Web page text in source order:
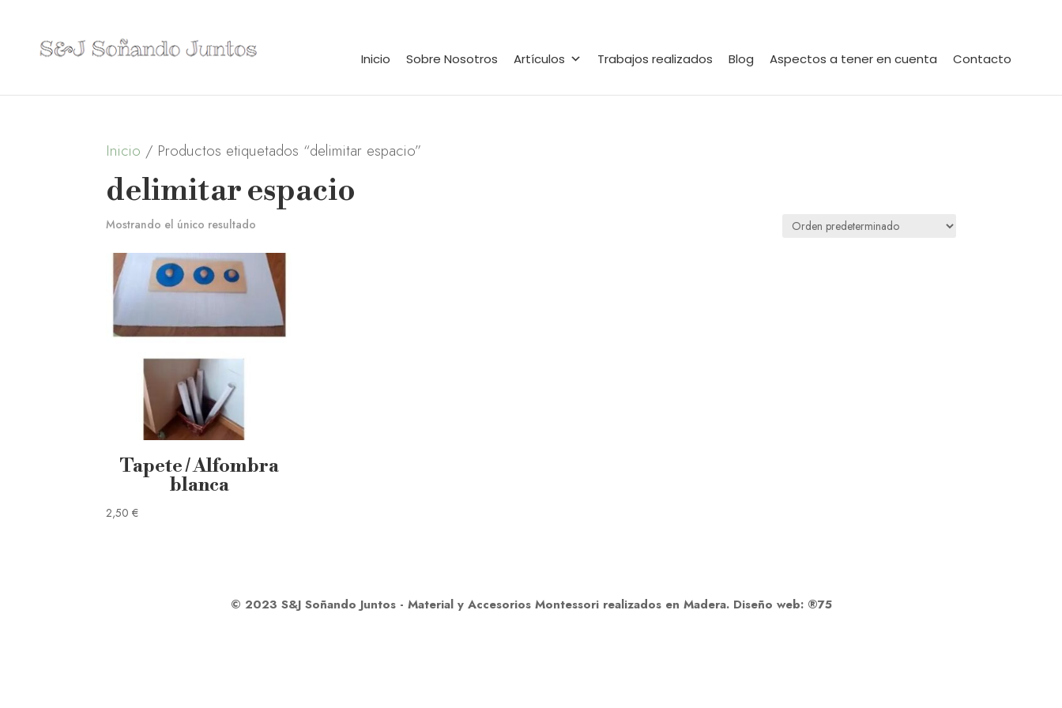
Inicio Sobre Nosotros Artículos Trabajos realizados Blog Aspectos a tener en cuenta Contacto
Inicio / Productos etiquetados “delimitar espacio”
delimitar espacio
Mostrando el único resultado
Tapete / Alfombra
blanca
2,50€
© 2023 S&J Soñando Juntos - Material y Accesorios Montessori realizados en Madera. Diseño web: ®75